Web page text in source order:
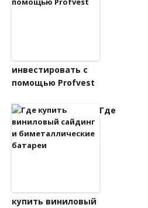
инвестировать с
помощью Profvest
Где
купить виниловый